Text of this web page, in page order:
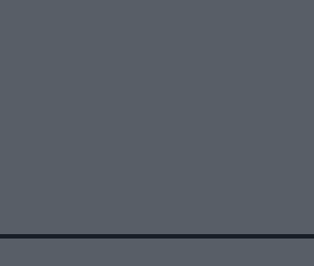
επέκταση του Μετρό προς